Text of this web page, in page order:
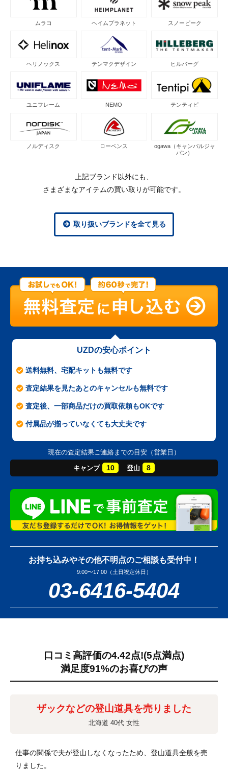
ムラコ ヘイムプラネット スノーピーク
ヘリノックス テンマクデザイン ヒルバーグ
ユニフレーム NEMO テンティピ
ノルディスク ローベンス
ogawa（キャンパルジャ
パン）
上記ブランド以外にも、
さまざまなアイテムの買い取りが可能です。
取り扱いブランドを全て見る
UZDの安心ポイント
送料無料、宅配キットも無料です
査定結果を見たあとのキャンセルも無料です
査定後、一部商品だけの買取依頼もOKです
付属品が揃っていなくても大丈夫です
現在の査定結果ご連絡までの目安（営業日）
キャンプ 10 登山 8
お持ち込みやその他不明点のご相談も受付中！
9:00〜17:00（土日祝定休日）
03-6416-5404
口コミ高評価の4.42点!(5点満点)
満足度91%のお喜びの声
ザックなどの登山道具を売りました
北海道 40代 女性
仕事の関係で夫が登山しなくなったため、登山道具全般を売
りました。